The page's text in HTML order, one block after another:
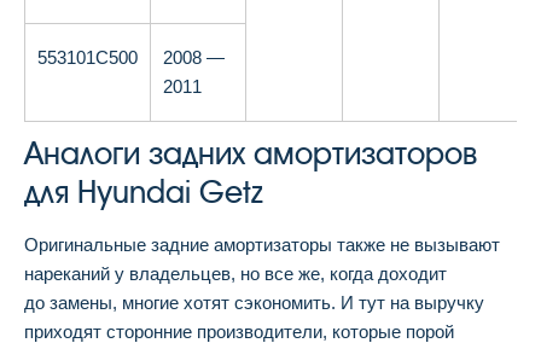
553101C500
2008 —
2011
Аналоги задних амортизаторов
для Hyundai Getz
Оригинальные задние амортизаторы также не вызывают
нареканий у владельцев, но все же, когда доходит
до замены, многие хотят сэкономить. И тут на выручку
приходят сторонние производители, которые порой